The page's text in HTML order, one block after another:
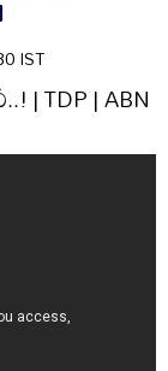
IST
| TDP | ABN